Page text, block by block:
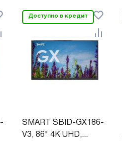
Доступно в кредит
SMART SBID-GX186-
V3, 86" 4K UHD,...